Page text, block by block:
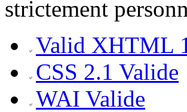
strictement
Valid XHTML
CSS 2.1 Valide
WAI Valide